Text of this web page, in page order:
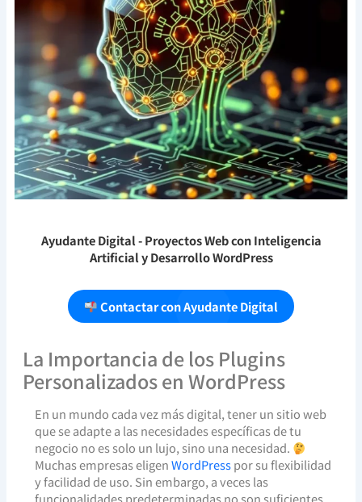
Ayudante Digital- Proyectos Web con Inteligencia
Artificial y Desarrollo WordPress
Contactar con Ayudante Digital
La Importancia de los Plugins
Personalizados en WordPress
En un mundo cada vez más digital, tener un sitio web
que se adapte a las necesidades específicas de tu
negocio no es solo un lujo, sino una necesidad.
Muchas empresas eligenWordPresspor su flexibilidad
y facilidad de uso. Sin embargo, a veces las
funcionalidades predeterminadas no son suficientes.